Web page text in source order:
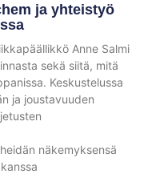
ja yhteistyö
Anne Salmi
sekä siitä, mitä
Keskustelussa
ja joustavuuden
näkemyksensä